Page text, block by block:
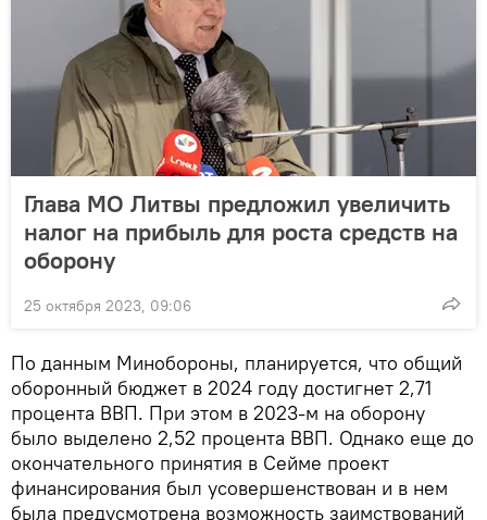
Глава МО Литвы предложил увеличить
налог на прибыль для роста средств на
оборону
25 октября 2023, 09:06
По данным Минобороны, планируется, что общий
оборонный бюджет в 2024 году достигнет 2,71
процента ВВП. При этом в 2023-м на оборону
было выделено 2,52 процента ВВП. Однако еще до
окончательного принятия в Сейме проект
финансирования был усовершенствован и в нем
была предусмотрена возможность заимствований